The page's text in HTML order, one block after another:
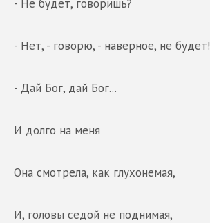
- Не будет, говоришь?
- Нет, - говорю, - наверное, не будет!
- Дай Бог, дай Бог...
И долго на меня
Она смотрела, как глухонемая,
И, головы седой не поднимая,